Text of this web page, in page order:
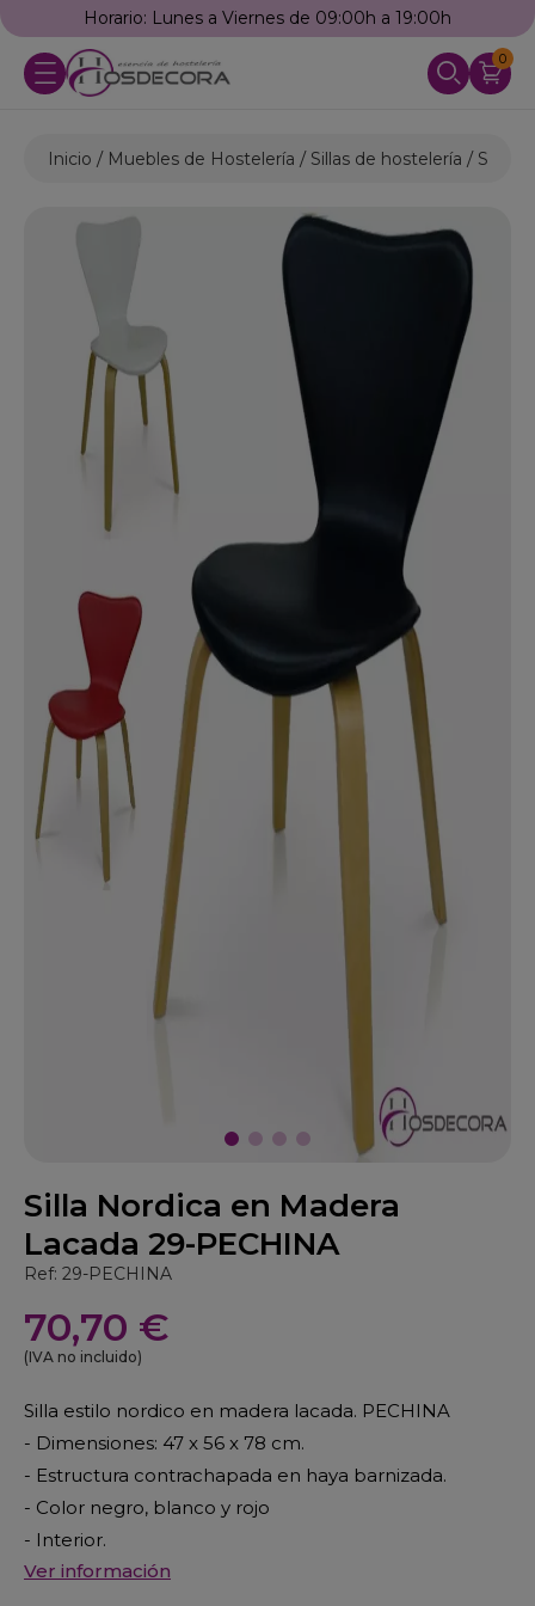
Horario: Lunes a Viernes de 09:00h a 19:00h
0
Inicio Muebles de Hostelería Sillas de hostelería Sillas
Silla Nordica en Madera
Lacada 29-PECHINA
Ref: 29-PECHINA
70,70 €
(IVA no incluido)
Silla estilo nordico en madera lacada. PECHINA
- Dimensiones: 47 x 56 x 78 cm.
- Estructura contrachapada en haya barnizada.
- Color negro, blanco y rojo
- Interior.
Ver información